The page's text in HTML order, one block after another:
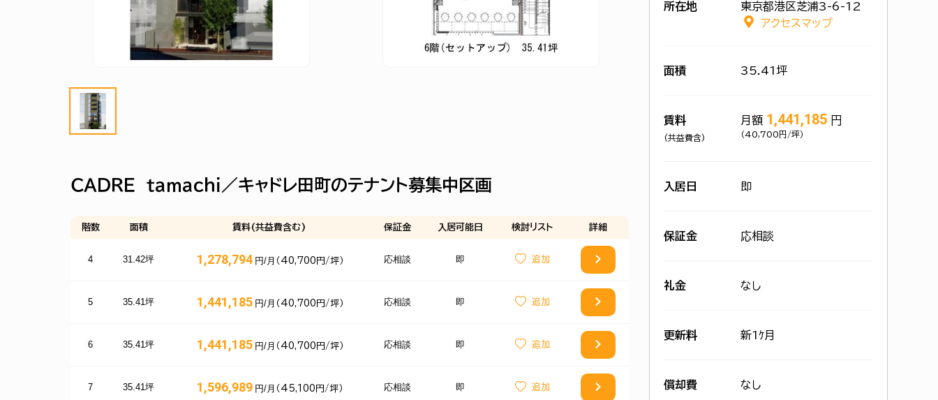
ＣＡＤＲＥ ｔａｍａｃｈｉ／キャドレ田町のテナント募集中区画
階数 面積 賃料(共益費含む) 保証金 入居可能日 検討リスト 詳細
4 31.42坪 1,278,794 円/月 （40,700円/坪） 応相談 即
5 35.41坪 1,441,185 円/月 （40,700円/坪） 応相談 即
6 35.41坪 1,441,185 円/月 （40,700円/坪） 応相談 即
7 35.41坪 1,596,989 円/月 （45,100円/坪） 応相談 即
所在地
東京都港区芝浦3-6-12
アクセスマップ
面積 35.41坪
賃料
(共益費含)
月額 1,441,185 円
（40,700円/坪）
入居日 即
保証金 応相談
礼金 なし
更新料 新1ｹ月
償却費 なし